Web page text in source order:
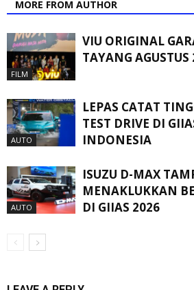
MORE FROM AUTHOR
FILM
VIU ORIGINAL
TAYANG AGUSTUS
AUTO
LEPAS CATAT
TEST DRIVE DI
INDONESIA
AUTO
ISUZU D-MAX
MENAKLUKKAN
DI GIIAS 2026